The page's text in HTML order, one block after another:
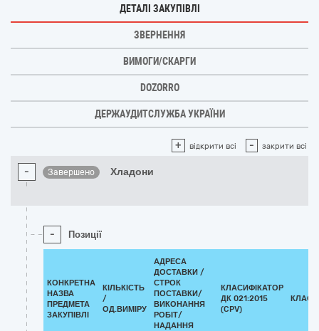
ДЕТАЛІ ЗАКУПІВЛІ
ЗВЕРНЕННЯ
ВИМОГИ/СКАРГИ
DOZORRO
ДЕРЖАУДИТСЛУЖБА УКРАЇНИ
+ відкрити всі - закрити всі
- Завершено Хладони
- Позиції
КОНКРЕТНА
НАЗВА
ПРЕДМЕТА
ЗАКУПІВЛІ
КІЛЬКІСТЬ
/
ОД.ВИМІРУ
АДРЕСА
ДОСТАВКИ /
СТРОК
ПОСТАВКИ/
ВИКОНАННЯ
РОБІТ/
НАДАННЯ
КЛАСИФІКАТОР
ДК 021:2015
(CPV)